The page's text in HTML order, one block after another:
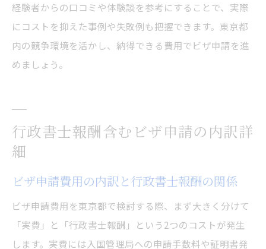
経験者からの口コミや体験談を参考にすることで、実際
にコストを抑えた事例や失敗例も把握できます。東京都
内の競争環境を活かし、納得できる費用でビザ申請を進
めましょう。
行政書士報酬含むビザ申請の内訳詳
細
ビザ申請費用の内訳と行政書士報酬の関係
ビザ申請費用を東京都で検討する際、まず大きく分けて
「実費」と「行政書士報酬」という2つのコストが発生
します。実費には入国管理局への申請手数料や証明書発